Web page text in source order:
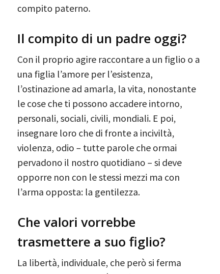
compito paterno.
Il compito di un padre oggi?
Con il proprio agire raccontare a un figlio o a
una figlia l’amore per l’esistenza,
l’ostinazione ad amarla, la vita, nonostante
le cose che ti possono accadere intorno,
personali, sociali, civili, mondiali. E poi,
insegnare loro che di fronte a inciviltà,
violenza, odio – tutte parole che ormai
pervadono il nostro quotidiano – si deve
opporre non con le stessi mezzi ma con
l’arma opposta: la gentilezza.
Che valori vorrebbe
trasmettere a suo figlio?
La libertà, individuale, che però si ferma